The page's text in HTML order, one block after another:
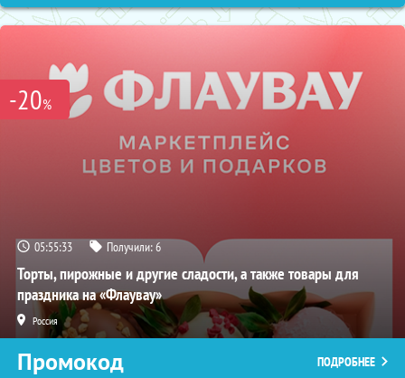
-20%
05:55:32 Получили:6
Торты, пирожные и другие сладости, а также товары для
праздника на «Флаувау»
Россия
Промокод ПОДРОБНЕЕ